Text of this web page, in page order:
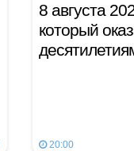
8 августа
который
20:00